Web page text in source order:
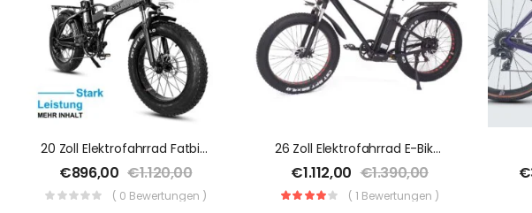
20 Zoll Elektrofahrrad Fatbike Klappbar E-Bike E-Faltrad 750w 15Ah 48V Bis 120kg 30-45km/h
€896,00 €1.120,00
( 0 Bewertungen )
26 Zoll Elektrofahrrad E-Bike Fatbike 750W 48V 24Ah 960Wh,Max 45km/h ,Max 50-80km , Max 150kg
€1.112,00 €1.390,00
( 1 Bewertungen )
€